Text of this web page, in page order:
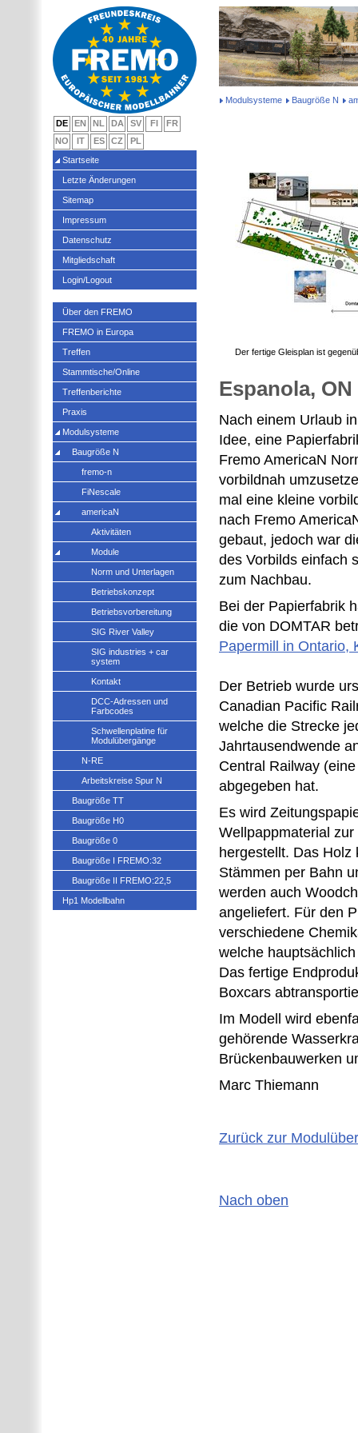
Modulsysteme Baugröße N
Der fertige Gleisplan ist
Espanola,
Nach einem Urlaub
Idee, eine
Fremo AmericaN
vorbildnah
mal eine kleine
nach Fremo
gebaut, jedoch war
des Vorbilds einfach
zum Nachbau.
Bei der Papierfabrik
die von DOMTAR
Papermill in Ontario,
Der Betrieb wurde
Canadian Pacific
welche die Strecke
Jahrtausendwende
Central Railway
abgegeben hat.
Es wird
Wellpappmaterial
hergestellt. Das Holz
Stämmen per Bahn
werden auch
angeliefert. Für den
verschiedene
welche
Das fertige
Boxcars
Im Modell wird
gehörende
Brückenbauwerken
Marc Thiemann
Zurück zur
Nach oben
DE EN NL DA SV FI
FR
NO
IT ES CZ
PL
Startseite
Letzte Änderungen
Sitemap
Impressum
Datenschutz
Mitgliedschaft
Login/Logout
Über den FREMO
FREMO in Europa
Treffen
Stammtische/Online
Treffenberichte
Praxis
Modulsysteme
Baugröße N
fremo-n
FiNescale
americaN
Aktivitäten
Module
Norm und Unterlagen
Betriebskonzept
Betriebsvorbereitung
SIG River Valley
SIG industries + car
system
Kontakt
DCC-Adressen und
Farbcodes
Schwellenplatine für
Modulübergänge
N-RE
Arbeitskreise Spur N
Baugröße TT
Baugröße H0
Baugröße 0
Baugröße I FREMO:32
Baugröße II FREMO:22,5
Hp1 Modellbahn